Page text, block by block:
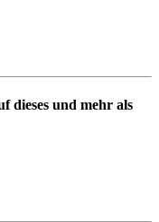
dieses und mehr als